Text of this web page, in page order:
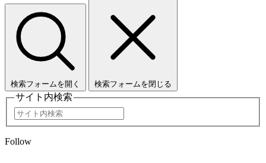
検索フォームを開く 検索フォームを閉じる
サイト内検索
Follow